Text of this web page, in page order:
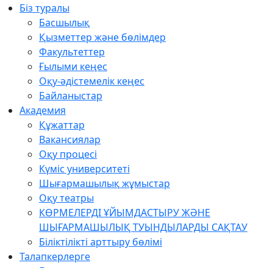
Біз туралы
Басшылық
Қызметтер және бөлімдер
Факультеттер
Ғылыми кеңес
Оқу-әдістемелік кеңес
Байланыстар
Академия
Құжаттар
Вакансиялар
Оқу процесі
Күміс университеті
Шығармашылық жұмыстар
Оқу театры
КӨРМЕЛЕРДІ ҰЙЫМДАСТЫРУ ЖӘНЕ
ШЫҒАРМАШЫЛЫҚ ТУЫНДЫЛАРДЫ САҚТАУ
Біліктілікті арттыру бөлімі
Талапкерлерге